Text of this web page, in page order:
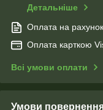
Детальніше
Оплата на рахунок
Оплата карткою
Всі умови оплати
Умови